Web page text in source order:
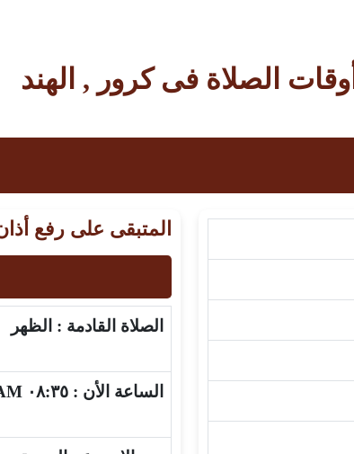
أوقات الصلاة فى كرور , الهند
المتبقى على رفع
الصلاة القادمة : الظهر
الساعة الأن :